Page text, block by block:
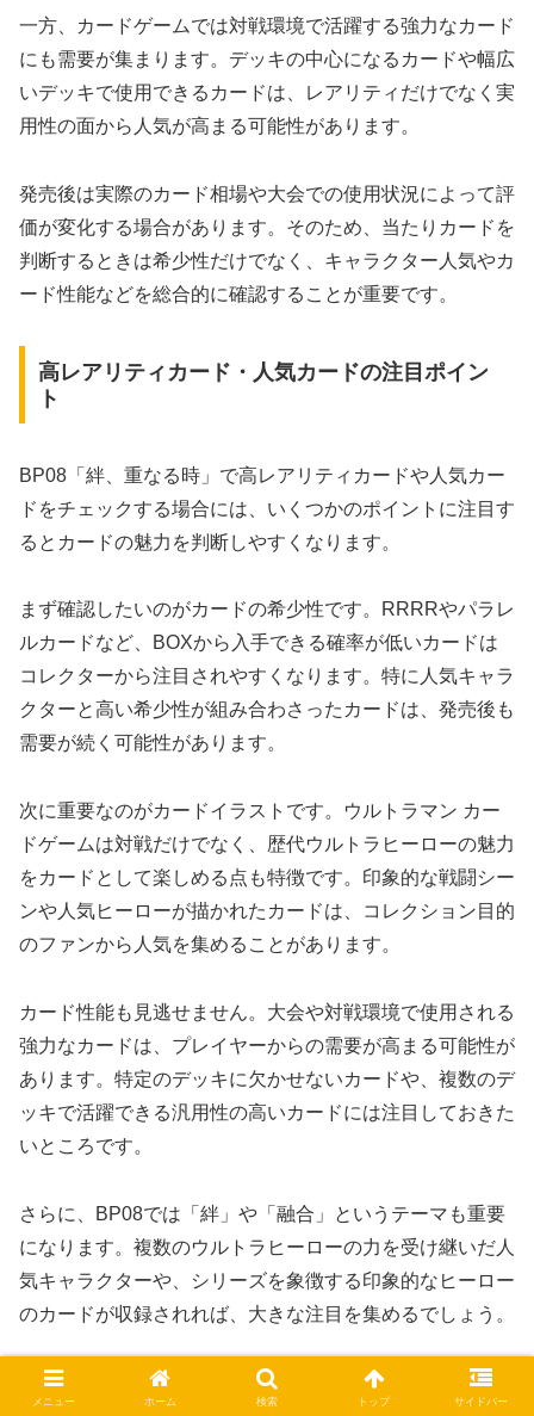
一方、カードゲームでは対戦環境で活躍する強力なカード
にも需要が集まります。デッキの中心になるカードや幅広
いデッキで使用できるカードは、レアリティだけでなく実
用性の面から人気が高まる可能性があります。
発売後は実際のカード相場や大会での使用状況によって評
価が変化する場合があります。そのため、当たりカードを
判断するときは希少性だけでなく、キャラクター人気やカ
ード性能などを総合的に確認することが重要です。
高レアリティカード・人気カードの注目ポイン
ト
BP08「絆、重なる時」で高レアリティカードや人気カー
ドをチェックする場合には、いくつかのポイントに注目す
るとカードの魅力を判断しやすくなります。
まず確認したいのがカードの希少性です。RRRRやパラレ
ルカードなど、BOXから入手できる確率が低いカードは
コレクターから注目されやすくなります。特に人気キャラ
クターと高い希少性が組み合わさったカードは、発売後も
需要が続く可能性があります。
次に重要なのがカードイラストです。ウルトラマン カー
ドゲームは対戦だけでなく、歴代ウルトラヒーローの魅力
をカードとして楽しめる点も特徴です。印象的な戦闘シー
ンや人気ヒーローが描かれたカードは、コレクション目的
のファンから人気を集めることがあります。
カード性能も見逃せません。大会や対戦環境で使用される
強力なカードは、プレイヤーからの需要が高まる可能性が
あります。特定のデッキに欠かせないカードや、複数のデ
ッキで活躍できる汎用性の高いカードには注目しておきた
いところです。
さらに、BP08では「絆」や「融合」というテーマも重要
になります。複数のウルトラヒーローの力を受け継いだ人
気キャラクターや、シリーズを象徴する印象的なヒーロー
のカードが収録されれば、大きな注目を集めるでしょう。
高レアリティカードを評価する際には、単純な市場価格だ
メニュー ホーム 検索 トップ サイドバー